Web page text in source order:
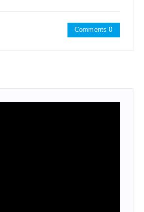
Comments 0